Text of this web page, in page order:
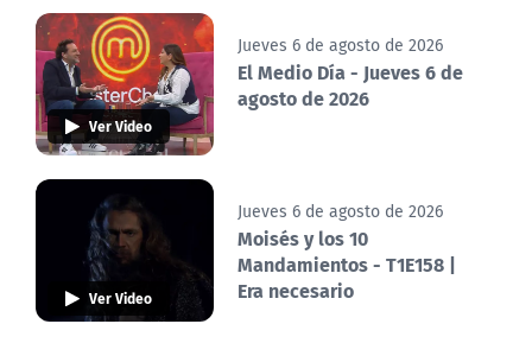
Ver Video
Jueves 6 de agosto de 2026
El Medio Día - Jueves 6 de
agosto de 2026
Ver Video
Jueves 6 de agosto de 2026
Moisés y los 10
Mandamientos - T1E158 |
Era necesario